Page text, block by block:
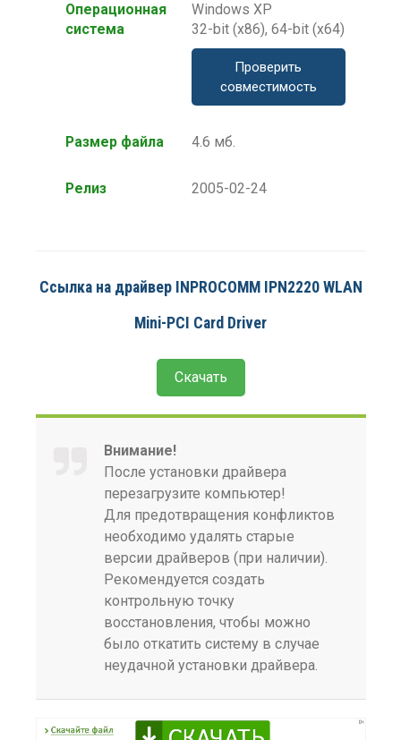
Операционная
система
Windows XP
32-bit (x86), 64-bit (x64)
Проверить
совместимость
Размер файла 4.6 мб.
Релиз 2005-02-24
Ссылка на драйвер INPROCOMM IPN2220 WLAN
Mini-PCI Card Driver
Скачать
Внимание!
После установки драйвера
перезагрузите компьютер!
Для предотвращения конфликтов
необходимо удалять старые
версии драйверов (при наличии).
Рекомендуется создать
контрольную точку
восстановления, чтобы можно
было откатить систему в случае
неудачной установки драйвера.